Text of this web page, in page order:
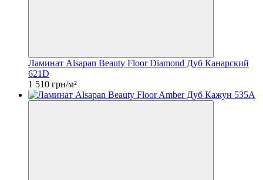
Ламинат Alsapan Beauty Floor Diamond Дуб Канарский
621D
1 510 грн/м²